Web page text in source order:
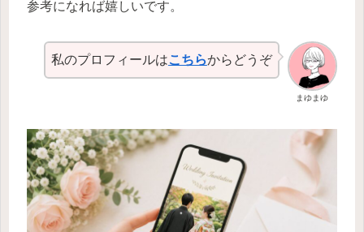
参考になれば嬉しいです。
まゆまゆ
私のプロフィールはこちらからどうぞ